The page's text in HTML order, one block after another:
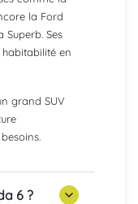
la Ford
Superb. Ses
en
grand SUV
6 ?